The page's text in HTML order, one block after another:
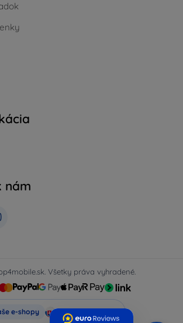
nám
Všetky práva vyhradené.
e-shopy Top4Mobile.sk